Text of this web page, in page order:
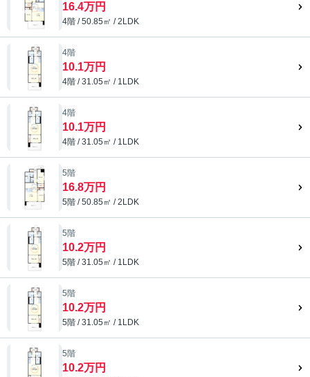
16.4万円
4階 / 50.85㎡ / 2LDK
4階
10.1万円
4階 / 31.05㎡ / 1LDK
4階
10.1万円
4階 / 31.05㎡ / 1LDK
5階
16.8万円
5階 / 50.85㎡ / 2LDK
5階
10.2万円
5階 / 31.05㎡ / 1LDK
5階
10.2万円
5階 / 31.05㎡ / 1LDK
5階
10.2万円